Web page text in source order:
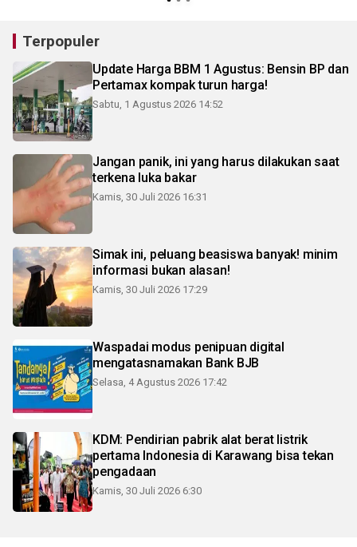
Terpopuler
Update Harga BBM 1 Agustus: Bensin BP dan
Pertamax kompak turun harga!
Sabtu, 1 Agustus 2026 14:52
Jangan panik, ini yang harus dilakukan saat
terkena luka bakar
Kamis, 30 Juli 2026 16:31
Simak ini, peluang beasiswa banyak! minim
informasi bukan alasan!
Kamis, 30 Juli 2026 17:29
Waspadai modus penipuan digital
mengatasnamakan Bank BJB
Selasa, 4 Agustus 2026 17:42
KDM: Pendirian pabrik alat berat listrik
pertama Indonesia di Karawang bisa tekan
pengadaan
Kamis, 30 Juli 2026 6:30